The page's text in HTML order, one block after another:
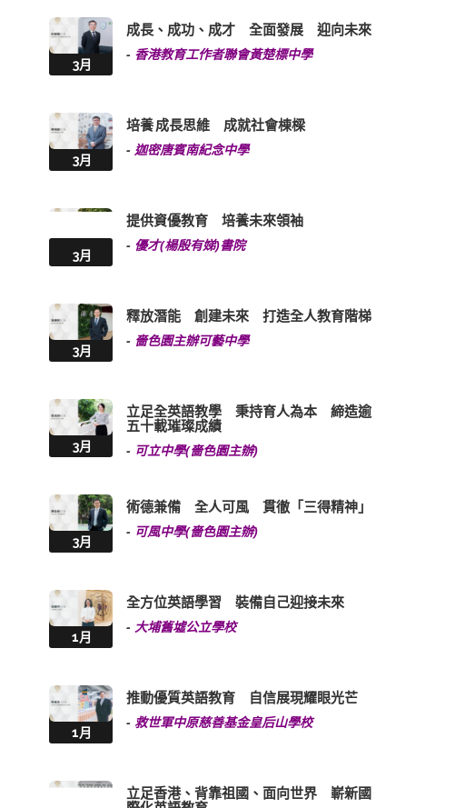
3月
成長、成功、成才 全面發展 迎向未來
- 香港教育工作者聯會黃楚標中學
3月
培養 成長思維 成就社會棟樑
-迦密唐賓南紀念中學
3月
提供資優教育 培養未來領袖
- 優才(楊殷有娣)書院
3月
釋放潛能 創建未來 打造全人教育階梯
- 嗇色園主辦可藝中學
3月
立足全英語教學 秉持育人為本 締造逾
五十載璀璨成績
- 可立中學(嗇色園主辦)
3月
術德兼備 全人可風 貫徹「三得精神」
- 可風中學(嗇色園主辦)
1月
全方位英語學習 裝備自己迎接未來
-大埔舊墟公立學校
1月
推動優質英語教育 自信展現耀眼光芒
- 救世軍中原慈善基金皇后山學校
立足香港、背靠祖國、面向世界 嶄新國